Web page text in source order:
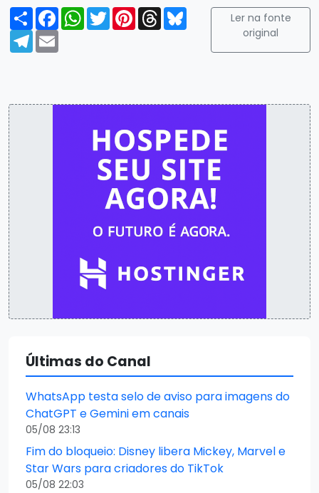
Compartilhar
FacebookWhatsApp
TwitterPinterest
ThreadsBluesky
Telegram
Email
Ler na fonte
original
Últimas do Canal
WhatsApp testa selo de aviso para imagens do
ChatGPT e Gemini em canais
05/08 23:13
Fim do bloqueio: Disney libera Mickey, Marvel e
Star Wars para criadores do TikTok
05/08 22:03